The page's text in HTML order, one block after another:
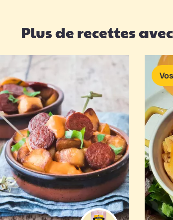
Plus de recettes
Servir avec une sauce salsa.